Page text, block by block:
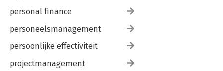
personal finance
personeelsmanagement
persoonlijke effectiviteit
projectmanagement